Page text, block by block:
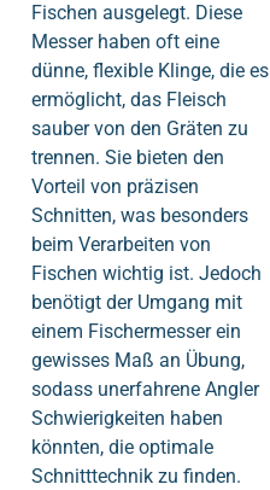
Fischen ausgelegt. Diese
Messer haben oft eine
dünne, flexible Klinge, die es
ermöglicht, das Fleisch
sauber von den Gräten zu
trennen. Sie bieten den
Vorteil von präzisen
Schnitten, was besonders
beim Verarbeiten von
Fischen wichtig ist. Jedoch
benötigt der Umgang mit
einem Fischermesser ein
gewisses Maß an Übung,
sodass unerfahrene Angler
Schwierigkeiten haben
könnten, die optimale
Schnitttechnik zu finden.